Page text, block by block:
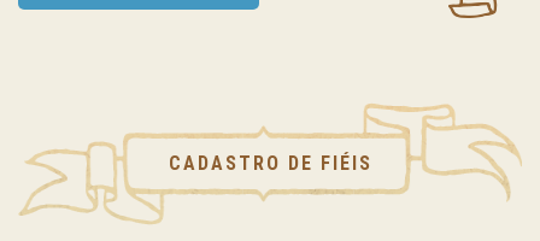
CADASTRO DE FIÉIS